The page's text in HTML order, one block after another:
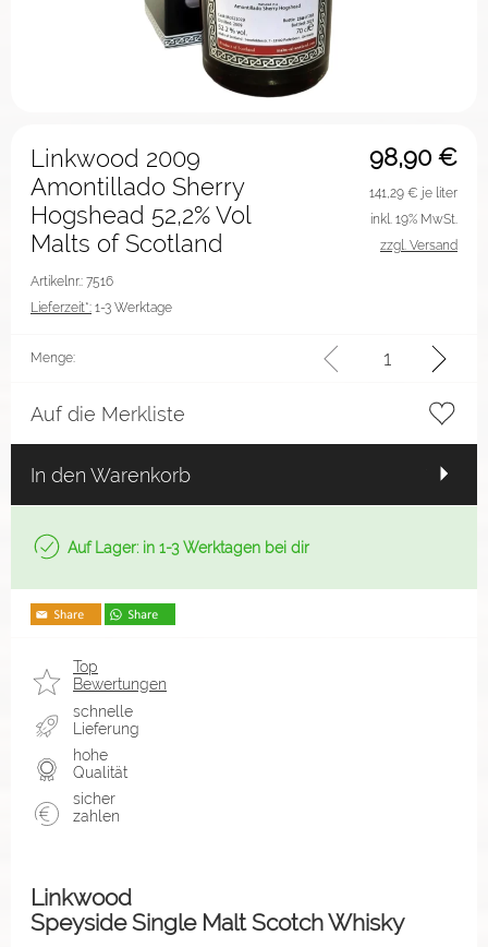
98,90 €
Linkwood 2009
Amontillado Sherry
Hogshead 52,2% Vol
Malts of Scotland
Artikelnr.: 7516
Lieferzeit*: 1-3 Werktage
141,29 € je liter
inkl. 19% MwSt.
zzgl. Versand
Menge:
Auf die Merkliste
In den Warenkorb
Auf Lager: in 1-3 Werktagen bei dir
Top
Bewertungen
schnelle
Lieferung
hohe
Qualität
sicher
zahlen
Linkwood
Speyside Single Malt Scotch Whisky